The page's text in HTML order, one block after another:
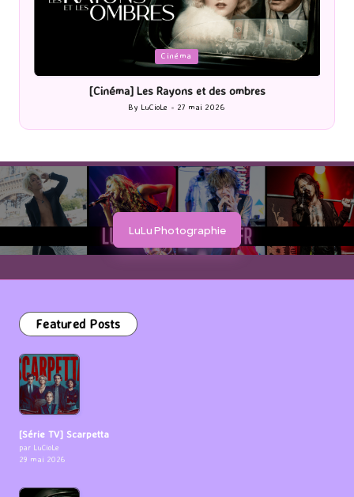
Cinéma
[Cinéma] Les Rayons et des ombres
Posted
by
By LuCioLe 27 mai 2026
LuLu Photographie
Featured Posts
[Série TV] Scarpetta
par LuCioLe
29 mai 2026